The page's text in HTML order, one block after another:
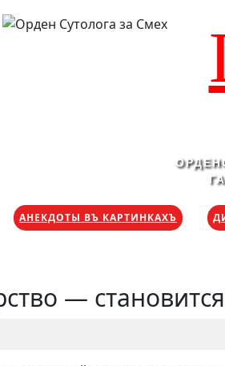
АНЕКДОТЫ ВЪ КАРТИНКАХЪ
—